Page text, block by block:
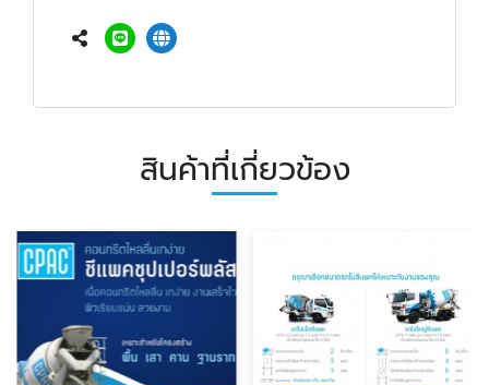
สินค้าที่เกี่ยวข้อง